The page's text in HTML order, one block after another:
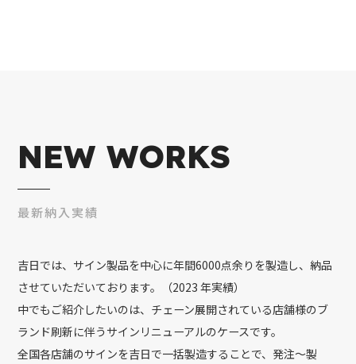
NEW WORKS
最新納入実績
吉日では、サイン製品を中心に年間6000点余りを製造し、納品
させていただいております。（2023 年実績）
中でもご紹介したいのは、チェーン展開されている店舗様のブ
ランド刷新に伴うサインリニューアルのケースです。
全国各店舗のサインを吉日で一括製造することで、発注～製